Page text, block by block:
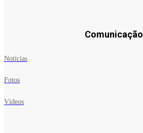
Comunicação
Notícias
Fotos
Vídeos